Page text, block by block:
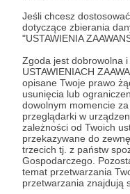
Jeśli chcesz
dotyczące zbierania
"USTAWIENIA
Zgoda jest dobrowolna
USTAWIENIACH
opisane Twoje prawo
usunięcia lub
dowolnym momencie
przeglądarki w
zależności od Twoich
przekazywane do
trzecich tj. z państw
Gospodarczego.
temat przetwarzania
przetwarzania znajdują
newsy prasówka
Udostępnij
Szymon